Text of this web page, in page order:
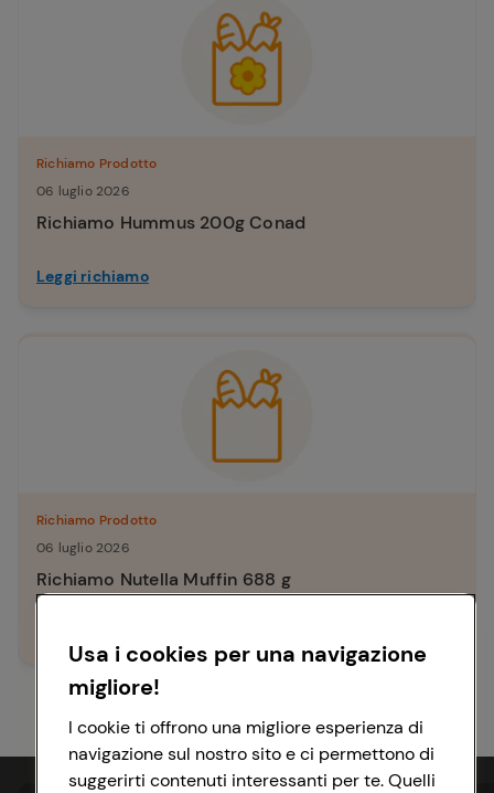
Richiamo Prodotto
06 luglio 2026
Richiamo Hummus 200g Conad
Leggi richiamo
Richiamo Prodotto
06 luglio 2026
Richiamo Nutella Muffin 688 g
Usa i cookies per una navigazione
migliore!
I cookie ti offrono una migliore esperienza di
navigazione sul nostro sito e ci permettono di
suggerirti contenuti interessanti per te. Quelli